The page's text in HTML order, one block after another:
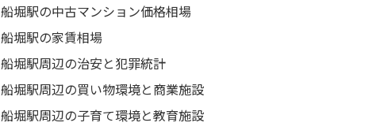
船堀駅の中古マンション価格相場
船堀駅の家賃相場
船堀駅周辺の治安と犯罪統計
船堀駅周辺の買い物環境と商業施設
船堀駅周辺の子育て環境と教育施設